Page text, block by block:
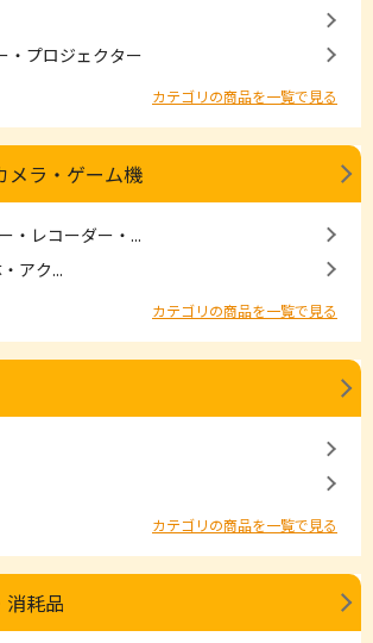
・プロジェクター
カテゴリの商品を一覧で見る
メラ・ゲーム機
・レコーダー・...
アク...
カテゴリの商品を一覧で見る
カテゴリの商品を一覧で見る
消耗品